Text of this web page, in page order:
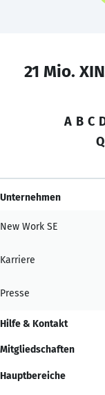
21 Mio.
A B C
Q
Unternehmen
New Work SE
Karriere
Presse
Hilfe & Kontakt
Mitgliedschaften
Hauptbereiche